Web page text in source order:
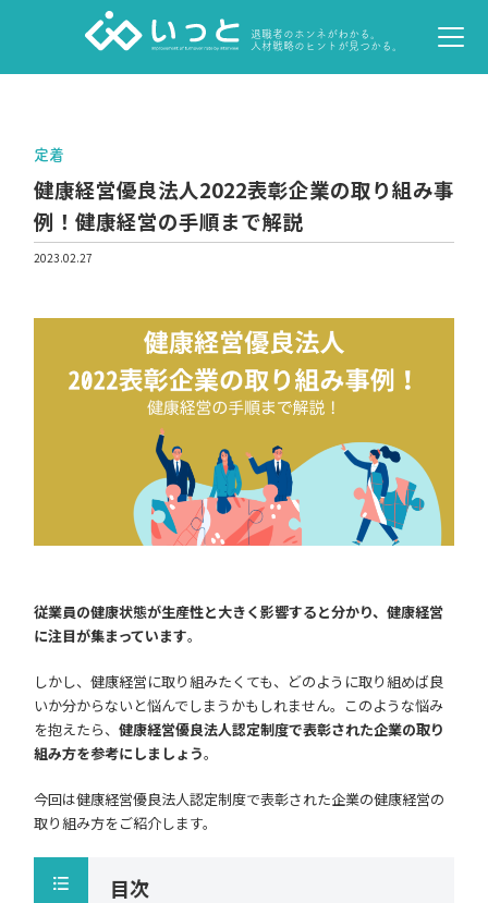
退職者のホンネがわかる。
人材戦略のヒントが見つかる。
定着
健康経営優良法人2022表彰企業の取り組み事
例！健康経営の手順まで解説
2023.02.27
従業員の健康状態が生産性と大きく影響すると分かり、健康経営
に注目が集まっています。
しかし、健康経営に取り組みたくても、どのように取り組めば良
いか分からないと悩んでしまうかもしれません。このような悩み
を抱えたら、 健康経営優良法人認定制度で表彰された企業の取り
組み方を参考にしましょう。
今回は健康経営優良法人認定制度で表彰された企業の健康経営の
取り組み方をご紹介します。
目次